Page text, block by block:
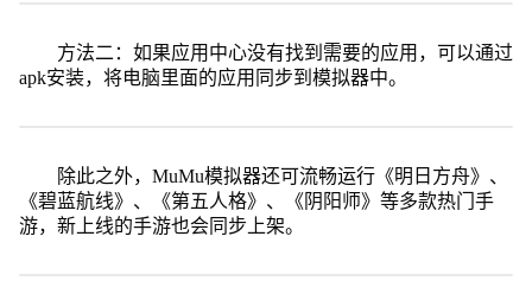
方法二：如果应用中心没有找到需要的应用，可以通过
apk安装，将电脑里面的应用同步到模拟器中。
除此之外，MuMu模拟器还可流畅运行《明日方舟》、
《碧蓝航线》、《第五人格》、《阴阳师》等多款热门手
游，新上线的手游也会同步上架。